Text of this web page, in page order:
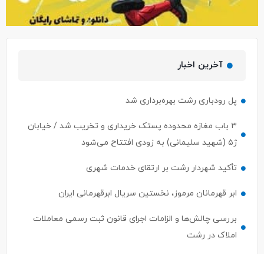
آخرین اخبار
پل رودباری رشت بهره‌برداری شد
۳ باب مغازه محدوده پستک خریداری و تخریب شد / خیابان
ژ۵ (شهید سلیمانی) به زودی افتتاح می‌شود
تأکید شهردار رشت بر ارتقای خدمات شهری
ابر قهرمانان مرموز، نخستین سریال ابرقهرمانی ایران
بررسی چالش‌ها و الزامات اجرای قانون ثبت رسمی معاملات
املاک در رشت